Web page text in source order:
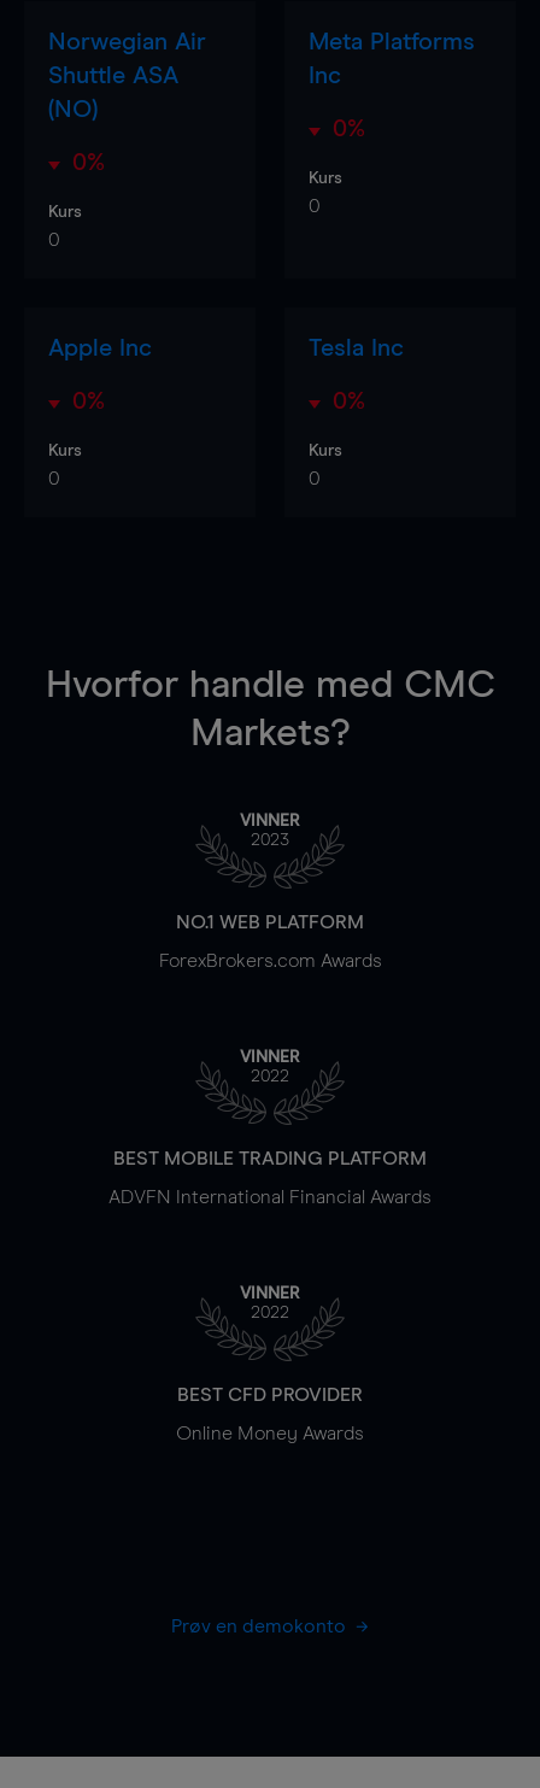
Norwegian Air
Shuttle ASA
(NO)
0%
Kurs
0
Meta Platforms
Inc
0%
Kurs
0
Apple Inc
0%
Kurs
0
Tesla Inc
0%
Kurs
0
Hvorfor handle med CMC
Markets?
VINNER
2023
NO.1 WEB PLATFORM
ForexBrokers.com Awards
VINNER
2022
BEST MOBILE TRADING PLATFORM
ADVFN International Financial Awards
VINNER
2022
BEST CFD PROVIDER
Online Money Awards
Prøv en demokonto